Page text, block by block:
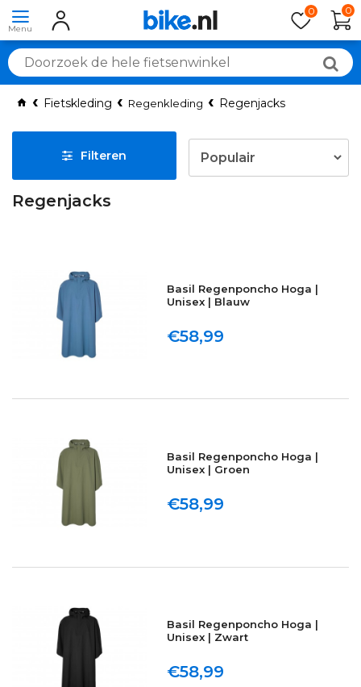
0 0
Fietskleding Regenkleding Regenjacks
Filteren
Regenjacks
Basil Regenponcho Hoga |
Unisex | Blauw
€58,99
Basil Regenponcho Hoga |
Unisex | Groen
€58,99
Basil Regenponcho Hoga |
Unisex | Zwart
€58,99